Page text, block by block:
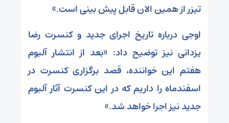
تیزر از همین الان قابل پیش بینی است.»
اوجی درباره تاریخ اجرای جدید و کنسرت رضا
یزدانی نیز توضیح داد: «بعد از انتشار آلبوم
هفتم این خواننده، قصد برگزاری کنسرت در
اسفند‌ماه را داریم که در این کنسرت آثار آلبوم
جدید نیز اجرا خواهد شد.»